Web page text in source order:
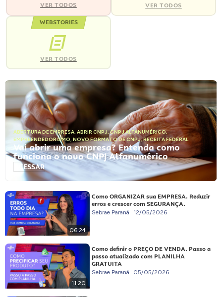
VER TODOS VER TODOS
WEBSTORIES
VER TODOS
ABERTURA DE EMPRESA, ABRIR CNPJ,CNPJ ALFANUMÉRICO,
EMPREENDEDORISMO, NOVO FORMATO DE CNPJ,RECEITA FEDERAL
Vai abrir uma empresa? Entenda como
funciona o novo CNPJ Alfanumérico
ACESSAR
06:24
Como ORGANIZAR sua EMPRESA. Reduzir
erros e crescer com SEGURANÇA.
Sebrae Paraná 12/05/2026
11:20
Como definir o PREÇO DE VENDA. Passo a
passo atualizado com PLANILHA
GRATUITA
Sebrae Paraná 05/05/2026